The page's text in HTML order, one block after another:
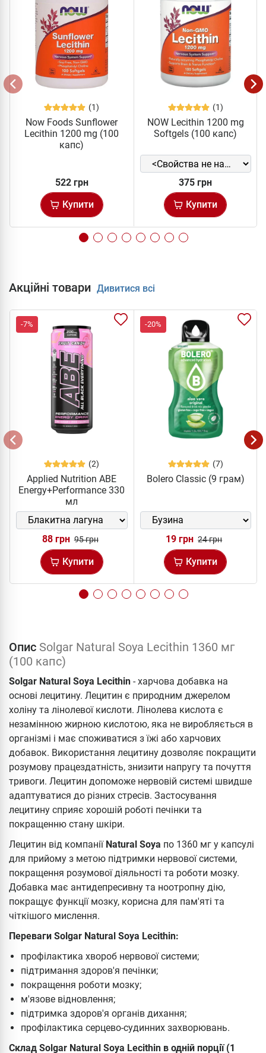
(1)
Now Foods Sunflower
Lecithin 1200 mg (100
капс)
522 грн
Купити
(1)
NOW Lecithin 1200 mg
Softgels (100 капс)
375 грн
Купити
Акційні товари Дивитися всі
-7%
(2)
Applied Nutrition ABE
Energy+Performance 330
мл
88 грн 95 грн
Купити
-20%
(7)
Bolero Classic (9 грам)
19 грн 24 грн
Купити
Опис Solgar Natural Soya Lecithin 1360 мг
(100 капс)
Solgar Natural Soya Lecithin - харчова добавка на
основі лецитину. Лецитин є природним джерелом
холіну та лінолевої кислоти. Лінолева кислота є
незамінною жирною кислотою, яка не виробляється в
організмі і має споживатися з їжі або харчових
добавок. Використання лецитину дозволяє покращити
розумову працездатність, знизити напругу та почуття
тривоги. Лецитин допоможе нервовій системі швидше
адаптуватися до різних стресів. Застосування
лецитину сприяє хорошій роботі печінки та
покращенню стану шкіри.
Лецитин від компанії Natural Soya по 1360 мг у капсулі
для прийому з метою підтримки нервової системи,
покращення розумової діяльності та роботи мозку.
Добавка має антидепресивну та ноотропну дію,
покращує функції мозку, корисна для пам'яті та
чіткішого мислення.
Переваги Solgar Natural Soya Lecithin:
профілактика хвороб нервової системи;
підтримання здоров'я печінки;
покращення роботи мозку;
м'язове відновлення;
підтримка здоров'я органів дихання;
профілактика серцево-судинних захворювань.
Склад Solgar Natural Soya Lecithin в одній порції (1